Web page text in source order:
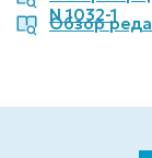
N 1032-1
Обзор